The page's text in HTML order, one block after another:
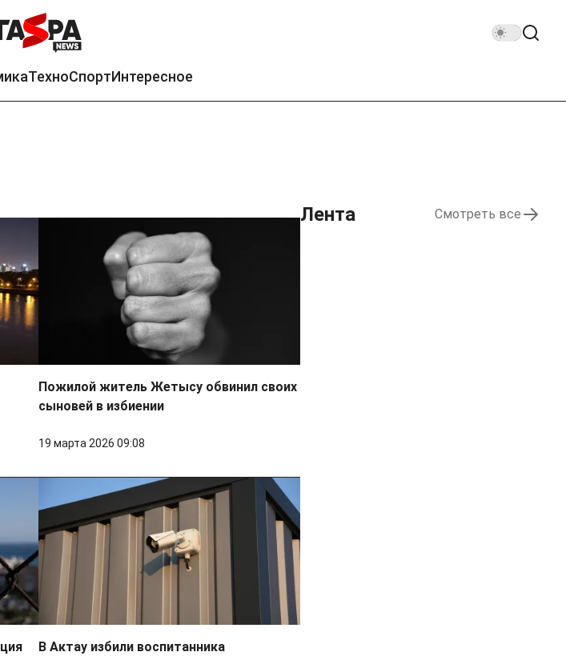
ТехноСпортИнтересное
Пожилой житель Жетысу обвинил своих
сыновей в избиении
19 марта 2026 09:08
В Актау избили воспитанника
Лента Смотреть все